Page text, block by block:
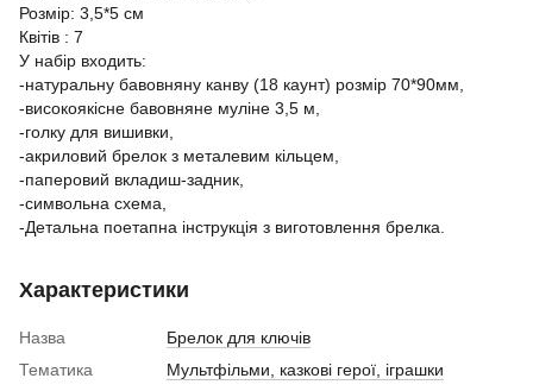
Розмір: 3,5*5 см
Квітів : 7
У набір входить:
-натуральну бавовняну канву (18 каунт) розмір 70*90мм,
-високоякісне бавовняне муліне 3,5 м,
-голку для вишивки,
-акриловий брелок з металевим кільцем,
-паперовий вкладиш-задник,
-символьна схема,
-Детальна поетапна інструкція з виготовлення брелка.
Характеристики
Назва
Брелок для ключів
Тематика
Мультфільми, казкові герої, іграшки